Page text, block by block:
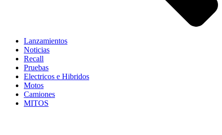
Lanzamientos
Noticias
Recall
Pruebas
Electricos e Hibridos
Motos
Camiones
MITOS